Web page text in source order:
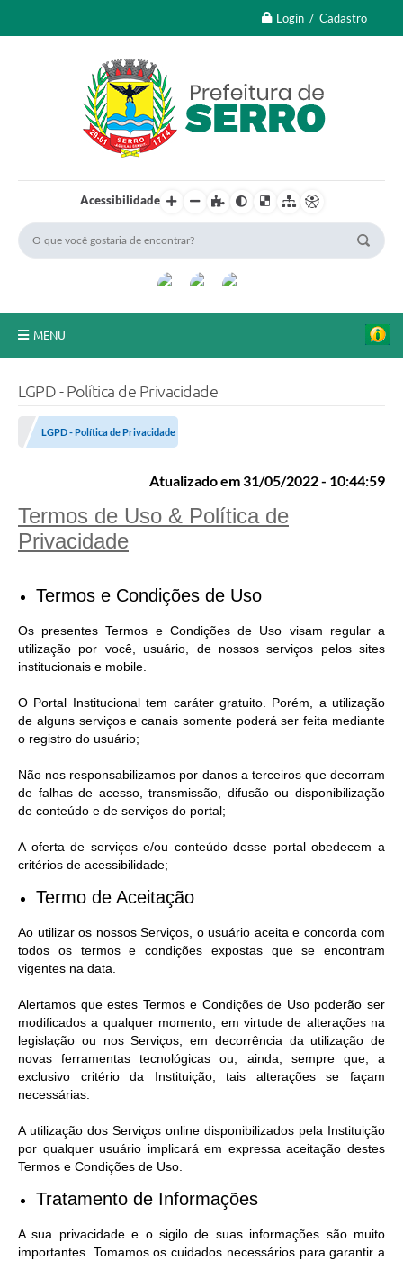
Login / Cadastro
Acessibilidade
MENU
Transparência Pública
Processo Seletivo/Concurso Público
Taxas de Inscrição/Guia de Arrecadação / Tributos
Online
Planejamento e Orçamento Público: PPA - LOA -
Licitações
Organizações da Sociedade Civil
Turismo
Lei Aldir Blanc
Carta de Serviços
Emissão de Contracheque
Chamamento Público
Convênios
Arquivos para Download
SIC
Jornal
Audiências Públicas
LGPD - Política de Privacidade
LGPD - Política de Privacidade
Atualizado em 31/05/2022 - 10:44:59
Termos de Uso & Política de
Privacidade
Termos e Condições de Uso
Os presentes Termos e Condições de Uso visam regular a
utilização por você, usuário, de nossos serviços pelos sites
institucionais e mobile.
O Portal Institucional tem caráter gratuito. Porém, a utilização
de alguns serviços e canais somente poderá ser feita mediante
o registro do usuário;
Não nos responsabilizamos por danos a terceiros que decorram
de falhas de acesso, transmissão, difusão ou disponibilização
de conteúdo e de serviços do portal;
A oferta de serviços e/ou conteúdo desse portal obedecem a
critérios de acessibilidade;
Termo de Aceitação
Ao utilizar os nossos Serviços, o usuário aceita e concorda com
todos os termos e condições expostas que se encontram
vigentes na data.
Alertamos que estes Termos e Condições de Uso poderão ser
modificados a qualquer momento, em virtude de alterações na
legislação ou nos Serviços, em decorrência da utilização de
novas ferramentas tecnológicas ou, ainda, sempre que, a
exclusivo critério da Instituição, tais alterações se façam
necessárias.
A utilização dos Serviços online disponibilizados pela Instituição
por qualquer usuário implicará em expressa aceitação destes
Termos e Condições de Uso.
Tratamento de Informações
A sua privacidade e o sigilo de suas informações são muito
importantes. Tomamos os cuidados necessários para garantir a